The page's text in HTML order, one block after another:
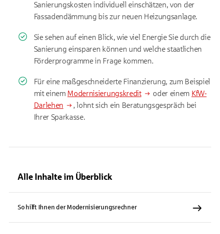
Sanierungskosten individuell einschätzen, von der
Fassadendämmung bis zur neuen Heizungsanlage.
Sie sehen auf einen Blick, wie viel Energie Sie durch die
Sanierung einsparen können und welche staatlichen
Förderprogramme in Frage kommen.
Für eine maßgeschneiderte Finanzierung, zum Beispiel
mit einem Modernisierungskredit oder einem KfW-
Darlehen
, lohnt sich ein Beratungsgespräch bei
Ihrer Sparkasse.
Alle Inhalte im Überblick
So hilft Ihnen der Modernisierungsrechner